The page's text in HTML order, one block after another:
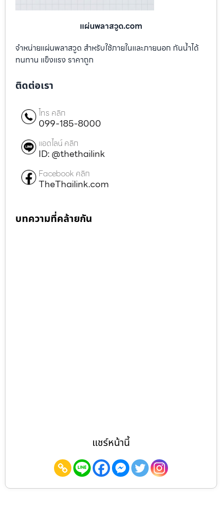
แผ่นพลาสวูด.com
จำหน่ายแผ่นพลาสวูด สำหรับใช้ภายในและภายนอก กันน้ำได้
ทนทาน แข็งแรง ราคาถูก
ติดต่อเรา
โทร คลิก
099-185-8000
แอดไลน์ คลิก
ID: @thethailink
Facebook คลิก
TheThailink.com
บทความที่คล้ายกัน
แชร์หน้านี้